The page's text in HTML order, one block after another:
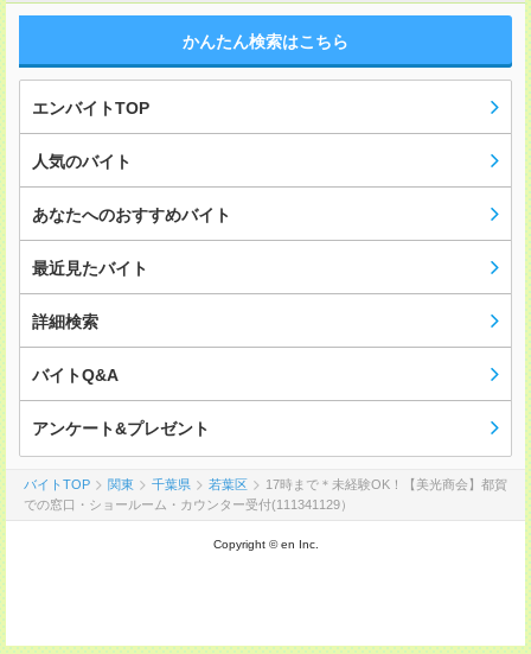
かんたん検索はこちら
エンバイトTOP
人気のバイト
あなたへのおすすめバイト
最近見たバイト
詳細検索
バイトQ&A
アンケート&プレゼント
バイトTOP 関東 千葉県 若葉区
17時まで＊未経験OK！【美光商会】都賀
での窓口・ショールーム・カウンター受付(111341129）
Copyright © en Inc.